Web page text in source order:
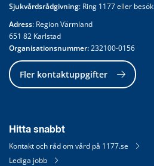
Sjukvårdsrådgivning: Ring 1177 eller besök
Adress: Region Värmland
651 82 Karlstad
Organisationsnummer: 232100-0156
Fler kontaktuppgifter
Hitta snabbt
Kontakt och råd om vård på 1177.se
Lediga jobb